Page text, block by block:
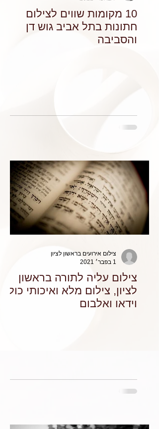
10 מקומות שווים לצילום
חתונות בתל אביב גוש דן
והסביבה
צילום עליה לתורה בראשון
לציון, צילום מלא ואיכותי כולל
וידאו ואלבום
צילום אירועים בראשון לציון
1 בפבר׳ 2021